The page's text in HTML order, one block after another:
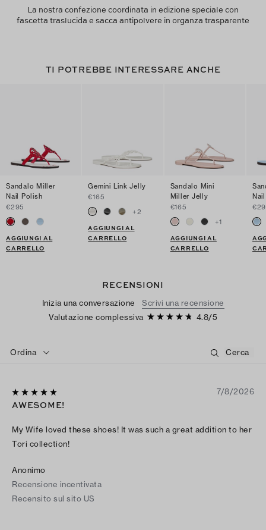
La nostra confezione coordinata in edizione speciale con
fascetta traslucida e sacca antipolvere in organza trasparente
TI POTREBBE INTERESSARE ANCHE
Sandalo Miller
Nail Polish
€295
AGGIUNGI AL
CARRELLO
Gemini Link Jelly
€165
+2
AGGIUNGI AL
CARRELLO
Sandalo Mini
Miller Jelly
€165
+1
AGGIUNGI AL
CARRELLO
RECENSIONI
Inizia una conversazione
Scrivi una recensione
Valutazione complessiva
4.8/5
Ordina
7/8/2026
AWESOME!
My Wife loved these shoes! It was such a great addition to her
Tori collection!
Anonimo
Recensione incentivata
Recensito sul sito US